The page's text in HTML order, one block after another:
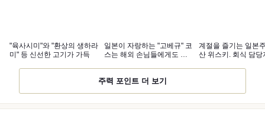
"육사시미"와 "환상의 생하라
미" 등 신선한 고기가 가득
일본이 자랑하는 "고베규" 코
스는 해외 손님들에게도 인
계절을 즐기는 일본
산 위스키. 회식 담당
주력 포인트 더 보기